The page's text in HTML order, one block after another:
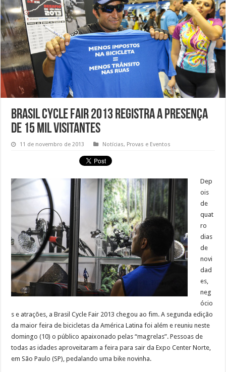
Brasil Cycle Fair 2013 registra a presença
de 15 mil visitantes
11 de novembro de 2013 Notícias, Provas e Eventos
Dep
ois
de
quat
ro
dias
de
novi
dad
es,
neg
ócio
s e atrações, a Brasil Cycle Fair 2013 chegou ao fim. A segunda edição
da maior feira de bicicletas da América Latina foi além e reuniu neste
domingo (10) o público apaixonado pelas “magrelas”. Pessoas de
todas as idades aproveitaram a feira para sair da Expo Center Norte,
em São Paulo (SP), pedalando uma bike novinha.